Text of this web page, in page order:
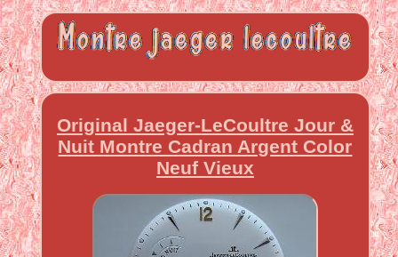
Original Jaeger-LeCoultre Jour &
Nuit Montre Cadran Argent Color
Neuf Vieux